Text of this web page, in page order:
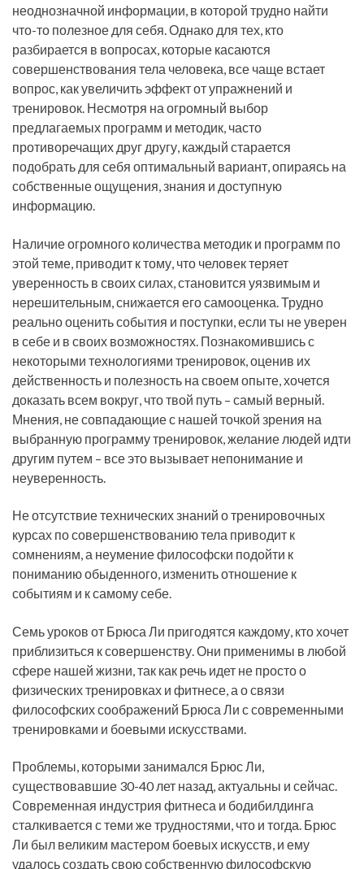
неоднозначной информации, в которой трудно найти
что-то полезное для себя. Однако для тех, кто
разбирается в вопросах, которые касаются
совершенствования тела человека, все чаще встает
вопрос, как увеличить эффект от упражнений и
тренировок. Несмотря на огромный выбор
предлагаемых программ и методик, часто
противоречащих друг другу, каждый старается
подобрать для себя оптимальный вариант, опираясь на
собственные ощущения, знания и доступную
информацию.
Наличие огромного количества методик и программ по
этой теме, приводит к тому, что человек теряет
уверенность в своих силах, становится уязвимым и
нерешительным, снижается его самооценка. Трудно
реально оценить события и поступки, если ты не уверен
в себе и в своих возможностях. Познакомившись с
некоторыми технологиями тренировок, оценив их
действенность и полезность на своем опыте, хочется
доказать всем вокруг, что твой путь – самый верный.
Мнения, не совпадающие с нашей точкой зрения на
выбранную программу тренировок, желание людей идти
другим путем – все это вызывает непонимание и
неуверенность.
Не отсутствие технических знаний о тренировочных
курсах по совершенствованию тела приводит к
сомнениям, а неумение философски подойти к
пониманию обыденного, изменить отношение к
событиям и к самому себе.
Семь уроков от Брюса Ли пригодятся каждому, кто хочет
приблизиться к совершенству. Они применимы в любой
сфере нашей жизни, так как речь идет не просто о
физических тренировках и фитнесе, а о связи
философских соображений Брюса Ли с современными
тренировками и боевыми искусствами.
Проблемы, которыми занимался Брюс Ли,
существовавшие 30-40 лет назад, актуальны и сейчас.
Современная индустрия фитнеса и бодибилдинга
сталкивается с теми же трудностями, что и тогда. Брюс
Ли был великим мастером боевых искусств, и ему
удалось создать свою собственную философскую